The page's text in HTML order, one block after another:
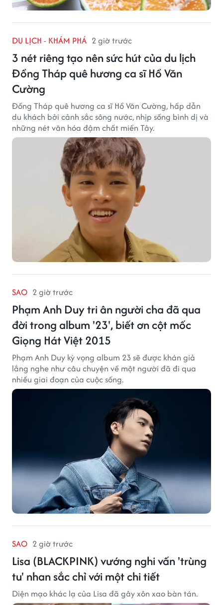
DU LỊCH - KHÁM PHÁ 2 giờ trước
3 nét riêng tạo nên sức hút của du lịch
Đồng Tháp quê hương ca sĩ Hồ Văn
Cường
Đồng Tháp quê hương ca sĩ Hồ Văn Cường, hấp dẫn
du khách bởi cảnh sắc sông nước, nhịp sống bình dị và
những nét văn hóa đậm chất miền Tây.
SAO 2 giờ trước
Phạm Anh Duy tri ân người cha đã qua
đời trong album '23', biết ơn cột mốc
Giọng Hát Việt 2015
Phạm Anh Duy kỳ vọng album 23 sẽ được khán giả
lắng nghe như câu chuyện về một người đã đi qua
nhiều giai đoạn của cuộc sống.
SAO 2 giờ trước
Lisa (BLACKPINK) vướng nghi vấn 'trùng
tu' nhan sắc chỉ với một chi tiết
Diện mạo khác lạ của Lisa đã gây xôn xao bàn tán.